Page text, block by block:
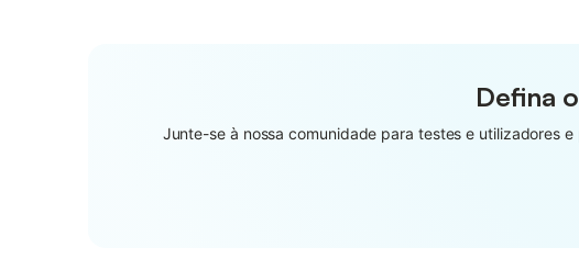
Defina
Junte-se à nossa comunidade para testes e utilizadores